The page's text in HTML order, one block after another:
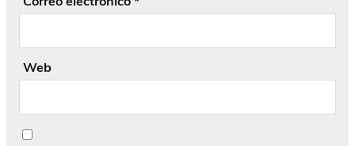
Web